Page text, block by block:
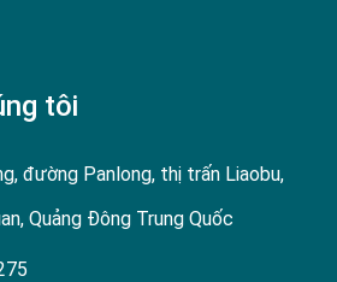
tôi
đường Panlong, thị trấn Liaobu,
Quảng Đông Trung Quốc